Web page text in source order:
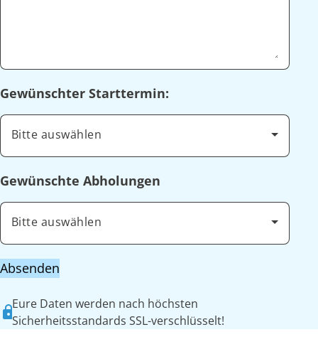
Gewünschter Starttermin:
Bitte auswählen
Gewünschte Abholungen
Bitte auswählen
Absenden
Eure Daten werden nach höchsten
Sicherheitsstandards SSL-verschlüsselt!